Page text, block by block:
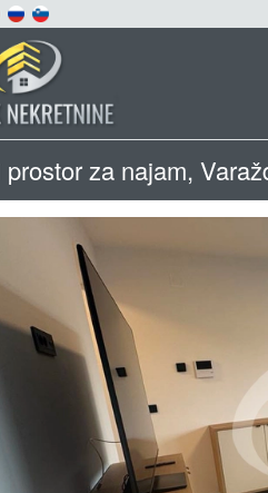
prostor za najam,